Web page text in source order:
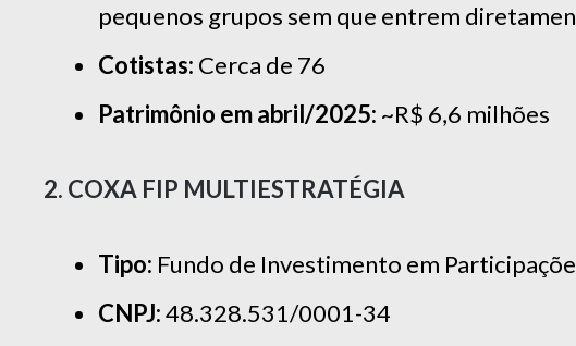
pequenos grupos sem que entrem
Cotistas: Cerca de 76
Patrimônio em abril/2025: ~R$ 6,6 milhões
2. COXA FIP MULTIESTRATÉGIA
Tipo: Fundo de Investimento em
CNPJ:48.328.531/0001-34